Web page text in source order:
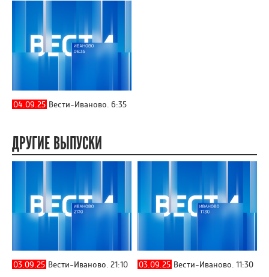
04.09.25 Вести-Иваново. 6:35
ДРУГИЕ ВЫПУСКИ
03.09.25 Вести-Иваново. 21:10 03.09.25 Вести-Иваново. 11:30